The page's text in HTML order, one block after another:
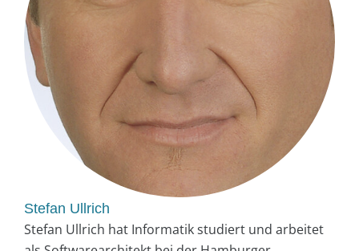
Stefan Ullrich
Stefan Ullrich hat Informatik studiert und arbeitet